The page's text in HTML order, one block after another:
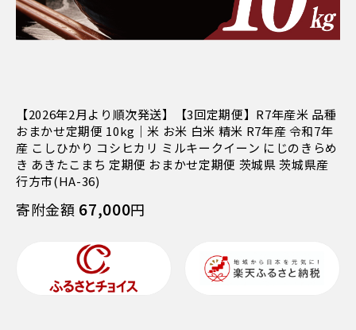
【2026年2月より順次発送】【3回定期便】R7年産米 品種
おまかせ定期便 10kg｜米 お米 白米 精米 R7年産 令和7年
産 こしひかり コシヒカリ ミルキークイーン にじのきらめ
き あきたこまち 定期便 おまかせ定期便 茨城県 茨城県産
行方市(HA-36)
寄附金額 67,000円